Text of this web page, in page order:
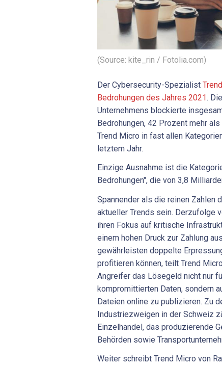
(Source: kite_rin / Fotolia.com)
Der Cybersecurity-Spezialist
Bedrohungen des Jahres 2021.
Unternehmens blockierte
Bedrohungen, 42 Prozent mehr
Trend Micro in fast allen
letztem Jahr.
Einzige Ausnahme ist die
Bedrohungen", die von 3,8
Spannender als die reinen Zahlen
aktueller Trends sein. Derzufolge
ihren Fokus auf kritische
einem hohen Druck zur Zahlung
gewährleisten doppelte
profitieren können, teilt Trend
Angreifer das Lösegeld nicht nur
kompromittierten Daten, sondern
Dateien online zu publizieren. Zu
Industriezweigen in der Schweiz
Einzelhandel, das produzierende
Behörden sowie
Weiter schreibt Trend Micro von